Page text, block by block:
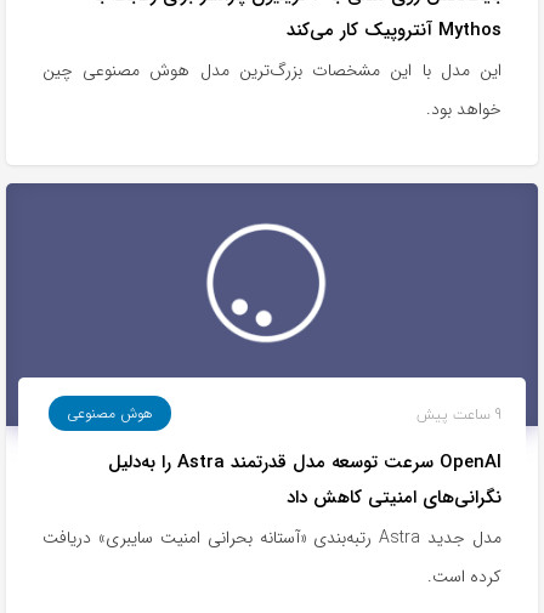
Mythos آنتروپیک کار می‌کند
این مدل با این مشخصات بزرگ‌ترین مدل هوش مصنوعی چین
خواهد بود.
هوش مصنوعی 9 ساعت پیش
OpenAI سرعت توسعه مدل قدرتمند Astra را به‌دلیل
نگرانی‌های امنیتی کاهش داد
مدل جدید Astra رتبه‌بندی «آستانه بحرانی امنیت سایبری» دریافت
کرده است.